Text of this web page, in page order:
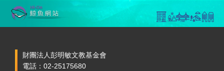
財團法人彭明敏文教基金會
電話：02-25175680